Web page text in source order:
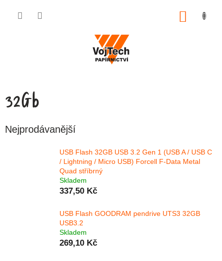
32Gb
Nejprodávanější
USB Flash 32GB USB 3.2 Gen 1 (USB A / USB C
/ Lightning / Micro USB) Forcell F-Data Metal
Quad stříbrný
Skladem
337,50 Kč
USB Flash GOODRAM pendrive UTS3 32GB
USB3.2
Skladem
269,10 Kč